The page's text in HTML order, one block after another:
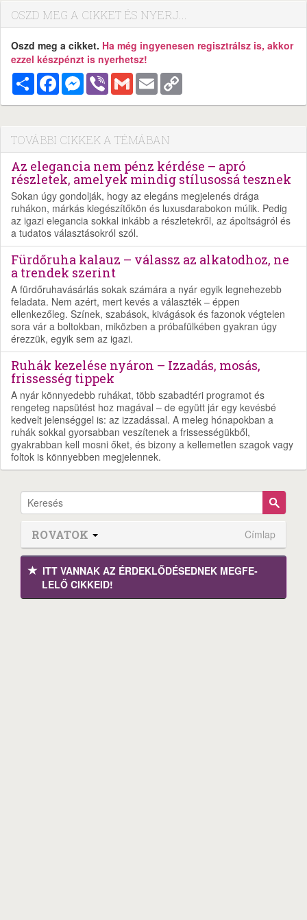
OSZD MEG A CIKKET ÉS NYERJ...
Oszd meg a cikket. Ha még ingyenesen regisztrálsz is, akkor
ezzel készpénzt is nyerhetsz!
MegosztásFacebookMessenger
Viber Gmail Email
TOVÁBBI CIKKEK A TÉMÁBAN
Az elegancia nem pénz kérdése – apró
részletek, amelyek mindig stílusossá tesznek
Sokan úgy gondolják, hogy az elegáns megjelenés drága
ruhákon, márkás kiegészítőkön és luxusdarabokon múlik. Pedig
az igazi elegancia sokkal inkább a részletekről, az ápoltságról és
a tudatos választásokról szól.
Fürdőruha kalauz – válassz az alkatodhoz, ne
a trendek szerint
A fürdőruhavásárlás sokak számára a nyár egyik legnehezebb
feladata. Nem azért, mert kevés a választék – éppen
ellenkezőleg. Színek, szabások, kivágások és fazonok végtelen
sora vár a boltokban, miközben a próbafülkében gyakran úgy
érezzük, egyik sem az igazi.
Ruhák kezelése nyáron – Izzadás, mosás,
frissesség tippek
A nyár könnyedebb ruhákat, több szabadtéri programot és
rengeteg napsütést hoz magával – de együtt jár egy kevésbé
kedvelt jelenséggel is: az izzadással. A meleg hónapokban a
ruhák sokkal gyorsabban veszítenek a frissességükből,
gyakrabban kell mosni őket, és bizony a kellemetlen szagok vagy
foltok is könnyebben megjelennek.
ROVATOK Címlap
ITT VANNAK AZ ÉRDEK­LŐDÉ­SEDNEK MEGFE­
LELŐ CIKKEID!